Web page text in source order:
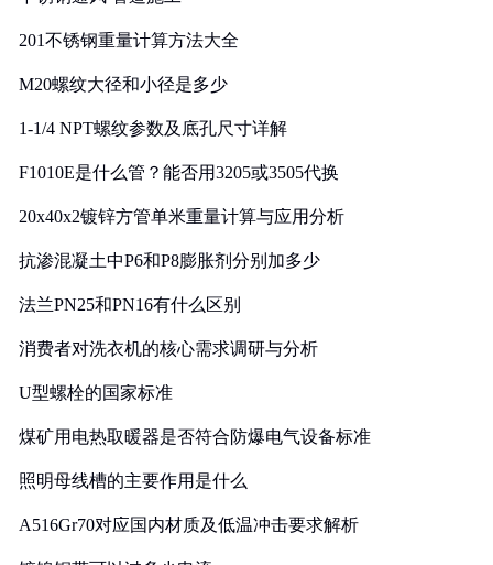
201不锈钢重量计算方法大全
M20螺纹大径和小径是多少
1-1/4 NPT螺纹参数及底孔尺寸详解
F1010E是什么管？能否用3205或3505代换
20x40x2镀锌方管单米重量计算与应用分析
抗渗混凝土中P6和P8膨胀剂分别加多少
法兰PN25和PN16有什么区别
消费者对洗衣机的核心需求调研与分析
U型螺栓的国家标准
煤矿用电热取暖器是否符合防爆电气设备标准
照明母线槽的主要作用是什么
A516Gr70对应国内材质及低温冲击要求解析